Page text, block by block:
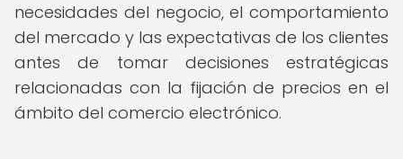
necesidades del negocio, el comportamiento
del mercado y las expectativas de los clientes
antes de tomar decisiones estratégicas
relacionadas con la fijación de precios en el
ámbito del comercio electrónico.